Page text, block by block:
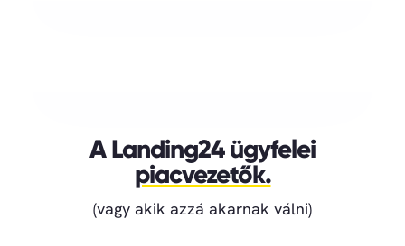
A Landing24 ügyfelei
piacvezetők.
(vagy akik azzá akarnak válni)